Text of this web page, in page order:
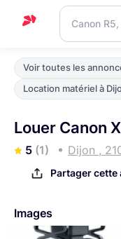
Accueil
Support
contacter
Voir toutes les
Location matériel à
Louer Canon
5 (1) Dijon ,
Partager cette
Images